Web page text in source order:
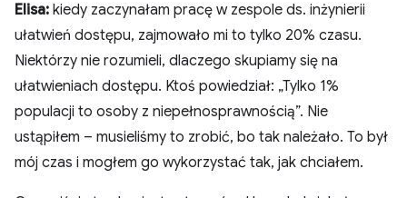
Elisa: kiedy zaczynałam pracę w zespole ds. inżynierii
ułatwień dostępu, zajmowało mi to tylko 20% czasu.
Niektórzy nie rozumieli, dlaczego skupiamy się na
ułatwieniach dostępu. Ktoś powiedział: „Tylko 1%
populacji to osoby z niepełnosprawnością”. Nie
ustąpiłem – musieliśmy to zrobić, bo tak należało. To był
mój czas i mogłem go wykorzystać tak, jak chciałem.